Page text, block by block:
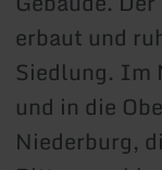
erbaut und
Siedlung. Im
und in die
Niederburg,